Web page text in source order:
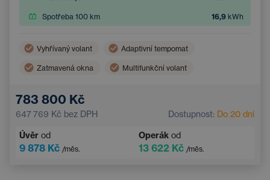
Spotřeba 100 km 16,9 kWh
Vyhřívaný volant Adaptivní tempomat
Zatmavená okna Multifunkční volant
Elektrické ovládání kufru
783 800 Kč
647 769 Kč bez DPH Dostupnost: Do 20 dní
Úvěr od
9 878 Kč /měs.
Operák od
13 622 Kč /měs.